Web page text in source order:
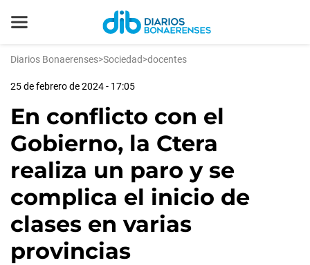
Diarios Bonaerenses>Sociedad>docentes
25 de febrero de 2024 - 17:05
En conflicto con el
Gobierno, la Ctera
realiza un paro y se
complica el inicio de
clases en varias
provincias